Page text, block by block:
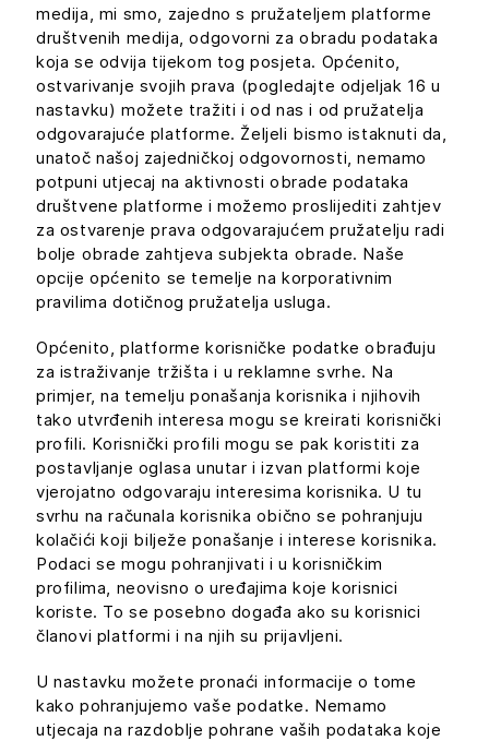
medija, mi smo, zajedno s pružateljem platforme
društvenih medija, odgovorni za obradu podataka
koja se odvija tijekom tog posjeta. Općenito,
ostvarivanje svojih prava (pogledajte odjeljak 16 u
nastavku) možete tražiti i od nas i od pružatelja
odgovarajuće platforme. Željeli bismo istaknuti da,
unatoč našoj zajedničkoj odgovornosti, nemamo
potpuni utjecaj na aktivnosti obrade podataka
društvene platforme i možemo proslijediti zahtjev
za ostvarenje prava odgovarajućem pružatelju radi
bolje obrade zahtjeva subjekta obrade. Naše
opcije općenito se temelje na korporativnim
pravilima dotičnog pružatelja usluga.
Općenito, platforme korisničke podatke obrađuju
za istraživanje tržišta i u reklamne svrhe. Na
primjer, na temelju ponašanja korisnika i njihovih
tako utvrđenih interesa mogu se kreirati korisnički
profili. Korisnički profili mogu se pak koristiti za
postavljanje oglasa unutar i izvan platformi koje
vjerojatno odgovaraju interesima korisnika. U tu
svrhu na računala korisnika obično se pohranjuju
kolačići koji bilježe ponašanje i interese korisnika.
Podaci se mogu pohranjivati i u korisničkim
profilima, neovisno o uređajima koje korisnici
koriste. To se posebno događa ako su korisnici
članovi platformi i na njih su prijavljeni.
U nastavku možete pronaći informacije o tome
kako pohranjujemo vaše podatke. Nemamo
utjecaja na razdoblje pohrane vaših podataka koje